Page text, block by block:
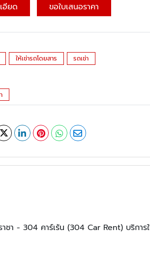
อียด ขอใบเสนอราคา
ให้เช่ารถโดยสาร รถเช่า
ชา - 304 คาร์เร้น (304 Car Rent) บริการใ